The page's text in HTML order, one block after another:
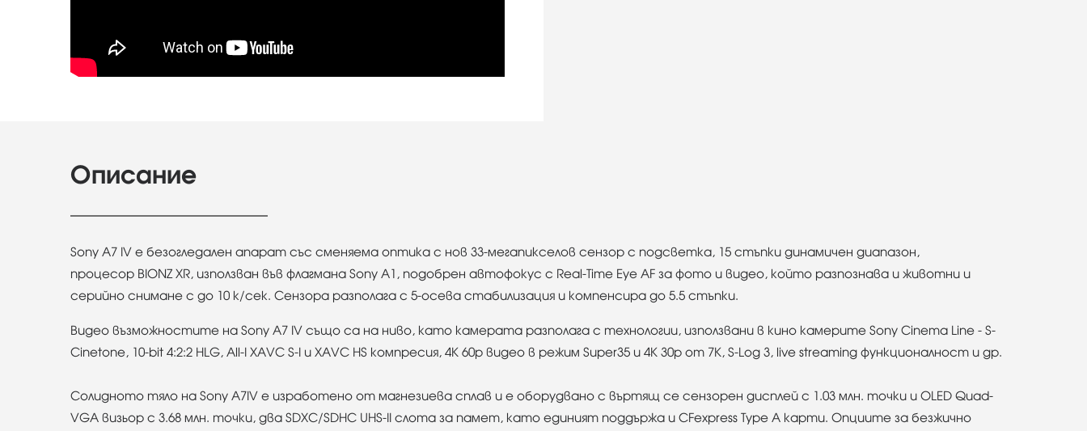
Описание
Sony A7 IV e безогледален апарат със сменяема оптика с нов 33-мегапикселов сензор с подсветка, 15 стъпки динамичен диапазон,
процесор BIONZ XR, използван във флагмана Sony A1, подобрен автофокус с Real-Time Eye AF за фото и видео, който разпознава и животни и
серийно снимане с до 10 к/сек. Сензора разполага с 5-осева стабилизация и компенсира до 5.5 стъпки.
Видео възможностите на Sony A7 IV също са на ниво, като камерата разполага с технологии, използвани в кино камерите Sony Cinema Line - S-
Cinetone, 10-bit 4:2:2 HLG, All-I XAVC S-I и XAVC HS компресия, 4K 60p видео в режим Super35 и 4K 30p от 7K, S-Log 3, live streaming функционалност и др.
Солидното тяло на Sony A7IV е изработено от магнезиева сплав и е оборудвано с въртящ се сензорен дисплей с 1.03 млн. точки и OLED Quad-
VGA визьор с 3.68 млн. точки, два SDXC/SDHC UHS-II слота за памет, като единият поддържа и CFexpress Type A карти. Опциите за безжично